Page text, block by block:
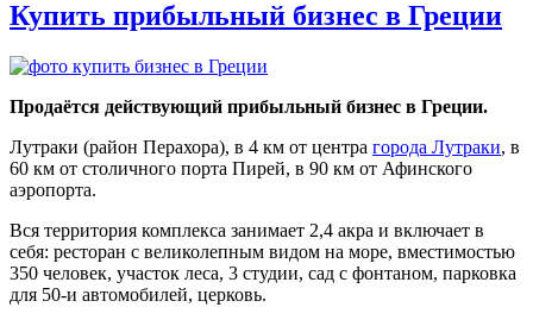
Купить прибыльный бизнес в Греции
Продаётся действующий прибыльный бизнес в Греции.
Лутраки (район Перахора), в 4 км от центра города Лутраки, в
60 км от столичного порта Пирей, в 90 км от Афинского
аэропорта.
Вся территория комплекса занимает 2,4 акра и включает в
себя: ресторан с великолепным видом на море, вместимостью
350 человек, участок леса, 3 студии, сад с фонтаном, парковка
для 50-и автомобилей, церковь.